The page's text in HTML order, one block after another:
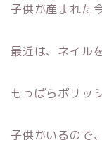
子供が産まれた
最近は、ネイル
もっぱらポリッ
子供がいるので